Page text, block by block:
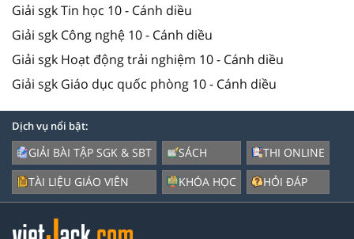
Giải sgk Tin học 10 - Cánh diều
Giải sgk Công nghệ 10 - Cánh diều
Giải sgk Hoạt động trải nghiệm 10 - Cánh diều
Giải sgk Giáo dục quốc phòng 10 - Cánh diều
Dịch vụ nổi bật:
GIẢI BÀI TẬP SGK & SBT
TÀI LIỆU GIÁO VIÊN
SÁCH
KHÓA HỌC
THI ONLINE
HỎI ĐÁP